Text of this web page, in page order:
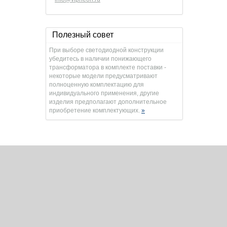
Полезный совет
При выборе светодиодной конструкции
убедитесь в наличии понижающего
трансформатора в комплекте поставки -
некоторые модели предусматривают
полноценную комплектацию для
индивидуального применения, другие
изделия предполагают дополнительное
приобретение комплектующих. »